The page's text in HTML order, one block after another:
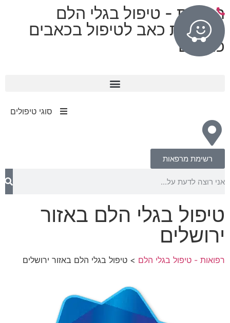
רפואות - טיפול בגלי הלם
מרפאות כאב לטיפול בכאבים
כרוניים
סוגי טיפולים
רשימת מרפאות
טיפול בגלי הלם באזור
ירושלים
רפואות - טיפול בגלי הלם > טיפול בגלי הלם באזור ירושלים